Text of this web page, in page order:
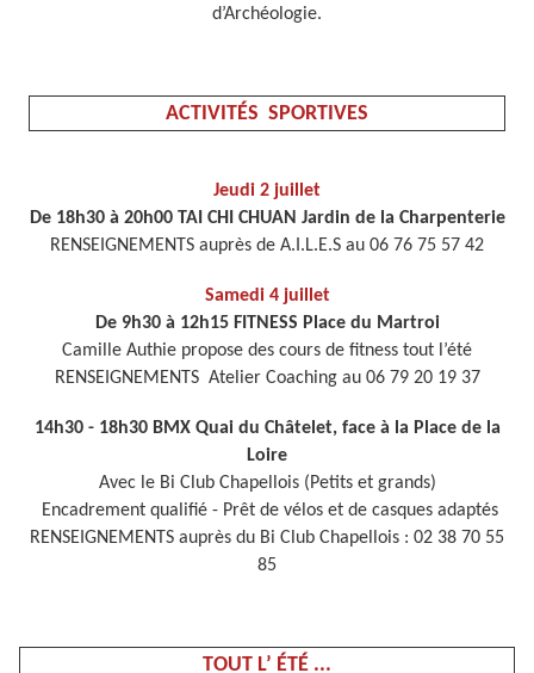
d’Archéologie.
ACTIVITÉS SPORTIVES
Jeudi 2 juillet
De 18h30 à 20h00 TAI CHI CHUAN Jardin de la Charpenterie
RENSEIGNEMENTS auprès de A.I.L.E.S au 06 76 75 57 42
Samedi 4 juillet
De 9h30 à 12h15 FITNESS Place du Martroi
Camille Authie propose des cours de fitness tout l’été
RENSEIGNEMENTS Atelier Coaching au 06 79 20 19 37
14h30 - 18h30 BMX Quai du Châtelet, face à la Place de la
Loire
Avec le Bi Club Chapellois (Petits et grands)
Encadrement qualifié - Prêt de vélos et de casques adaptés
RENSEIGNEMENTS auprès du Bi Club Chapellois : 02 38 70 55
85
TOUT L’ ÉTÉ ...